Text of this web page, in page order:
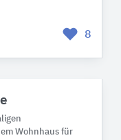
8
Wohnhaus für